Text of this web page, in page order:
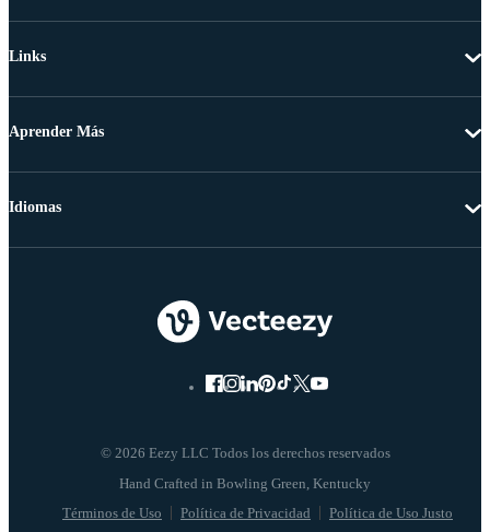
Links
Aprender Más
© 2026 Eezy LLC Todos los derechos reservados
Términos de Uso Política de Privacidad Política de Uso Justo
Idiomas